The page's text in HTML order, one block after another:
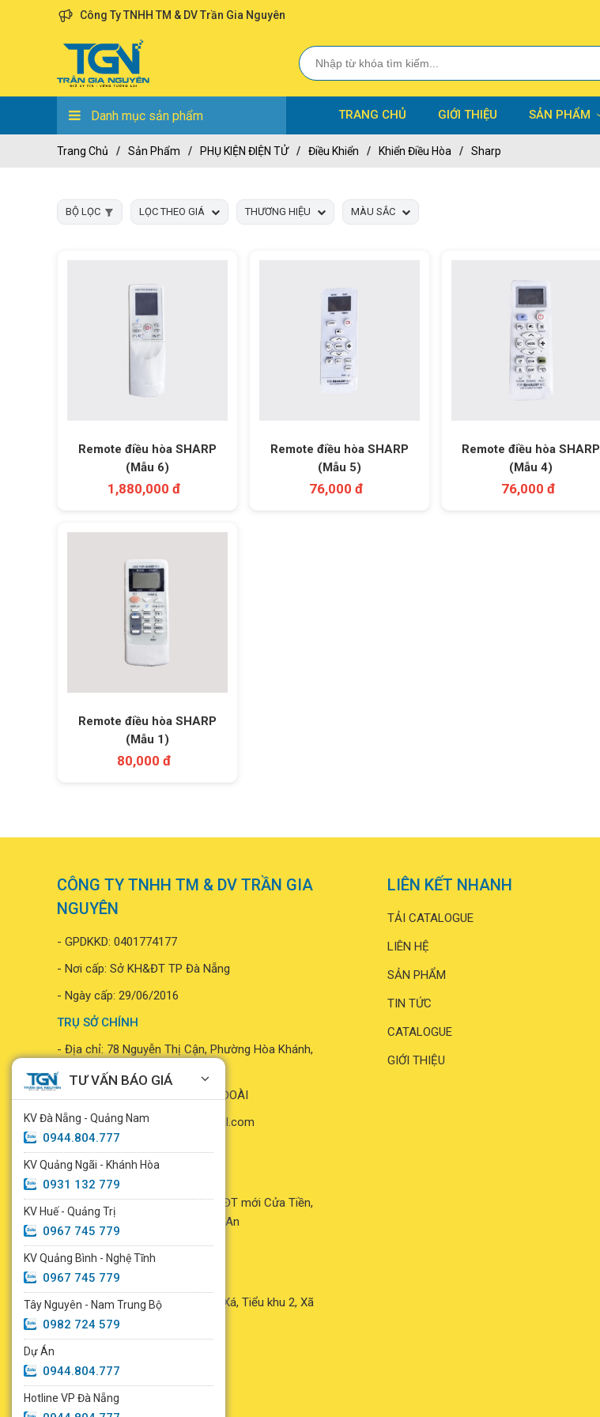
Công Ty TNHH TM & DV Trần Gia Nguyên
Danh mục sản phẩm TRANG CHỦ GIỚI THIỆU SẢN PHẨM
Trang Chủ / Sản Phẩm / PHỤ KIỆN ĐIỆN TỬ / Điều Khiển / Khiển Điều Hòa / Sharp
BỘ LỌC LỌC THEO GIÁ THƯƠNG HIỆU MÀU SẮC
Remote điều hòa SHARP
(Mẫu 6)
1,880,000 đ
Remote điều hòa SHARP
(Mẫu 5)
76,000 đ
Remote điều hòa SHARP
(Mẫu 4)
76,000 đ
Remote điều hòa SHARP
(Mẫu 1)
80,000 đ
CÔNG TY TNHH TM & DV TRẦN GIA
NGUYÊN
- GPDKKD: 0401774177
- Nơi cấp: Sở KH&ĐT TP Đà Nẵng
- Ngày cấp: 29/06/2016
TRỤ SỞ CHÍNH
- Địa chỉ: 78 Nguyễn Thị Cận, Phường Hòa Khánh,
- Đại diện pháp luật: TRẦN HỮU ĐOÀI
- Email: trangianguyen777@gmail.com
VPĐD NGHỆ AN
- Địa chỉ: Lô số 5 khu D, Dự án KĐT mới Cửa Tiền,
Phường Trường Vinh, Tỉnh Nghệ An
- SĐT: 0931.463.779
VPĐD QUẢNG TRỊ
- Địa chỉ: Đường Nguyễn Quang Xá, Tiểu khu 2, Xã
Triệu Phong, Tỉnh Quảng Trị
LIÊN KẾT NHANH
TẢI CATALOGUE
LIÊN HỆ
SẢN PHẨM
TIN TỨC
CATALOGUE
GIỚI THIỆU
TƯ VẤN BÁO GIÁ
KV Đà Nẵng - Quảng Nam
0944.804.777
KV Quảng Ngãi - Khánh Hòa
0931 132 779
KV Huế - Quảng Trị
0967 745 779
KV Quảng Bình - Nghệ Tĩnh
0967 745 779
Tây Nguyên - Nam Trung Bộ
0982 724 579
Dự Án
0944.804.777
Hotline VP Đà Nẵng